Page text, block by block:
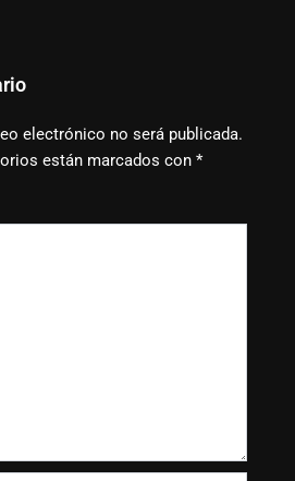
electrónico no será publicada.
están marcados con*